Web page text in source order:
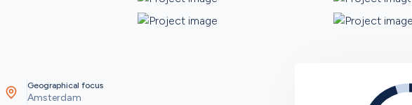
Geographical focus
Amsterdam